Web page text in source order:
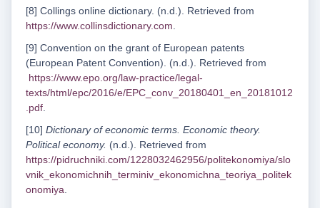
[8] Collings online dictionary. (n.d.). Retrieved from
https://www.collinsdictionary.com.
[9] Convention on the grant of European patents
(European Patent Convention). (n.d.). Retrieved from
https://www.epo.org/law-practice/legal-
texts/html/epc/2016/e/EPC_conv_20180401_en_20181012
.pdf.
[10] Dictionary of economic terms. Economic theory.
Political economy. (n.d.). Retrieved from
https://pidruchniki.com/1228032462956/politekonomiya/slo
vnik_ekonomichnih_terminiv_ekonomichna_teoriya_politek
onomiya.